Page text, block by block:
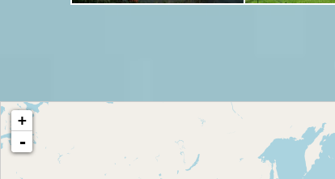
cargando mapa - por favor, espere...
+
-